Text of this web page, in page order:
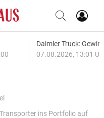
Daimler Truck:
07.08.2026, 13:01
ins Portfolio auf